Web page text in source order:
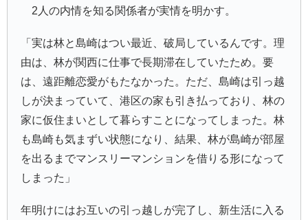
2人の内情を知る関係者が実情を明かす。
「実は林と島崎はつい最近、破局しているんです。理
由は、林が関西に仕事で長期滞在していたため。要
は、遠距離恋愛がもたなかった。ただ、島崎は引っ越
しが決まっていて、港区の家も引き払っており、林の
家に仮住まいとして暮らすことになってしまった。林
も島崎も気まずい状態になり、結果、林が島崎が部屋
を出るまでマンスリーマンションを借りる形になって
しまった」
年明けにはお互いの引っ越しが完了し、新生活に入る